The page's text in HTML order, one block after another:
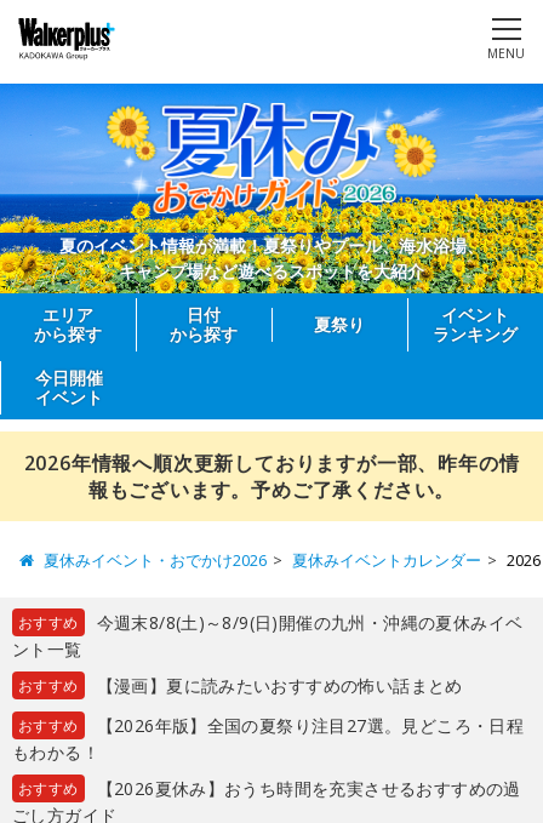
MENU
夏のイベント情報が満載！夏祭りやプール、海水浴場、
キャンプ場など遊べるスポットを大紹介
エリア
から探す
日付
から探す
夏祭り
イベント
ランキング
今日開催
イベント
2026年情報へ順次更新しておりますが一部、昨年の情
報もございます。予めご了承ください。
夏休みイベント・おでかけ2026 夏休みイベントカレンダー
おすすめ
今週末8/8(土)～8/9(日)開催の九州・沖縄の夏休みイベ
ント一覧
おすすめ 【漫画】夏に読みたいおすすめの怖い話まとめ
おすすめ
【2026年版】全国の夏祭り注目27選。見どころ・日程
もわかる！
おすすめ
【2026夏休み】おうち時間を充実させるおすすめの過
ごし方ガイド